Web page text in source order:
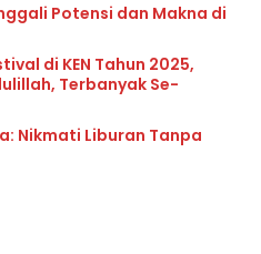
Potensi dan Makna di
di KEN Tahun 2025,
Se-
Nikmati Liburan Tanpa